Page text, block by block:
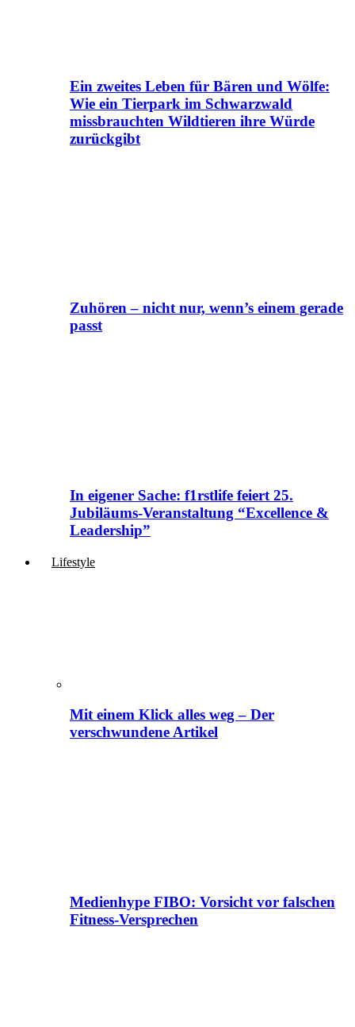
Ein zweites Leben für Bären und Wölfe:
Wie ein Tierpark im Schwarzwald
missbrauchten Wildtieren ihre Würde
zurückgibt
Zuhören – nicht nur, wenn’s einem gerade
passt
In eigener Sache: f1rstlife feiert 25.
Jubiläums-Veranstaltung “Excellence &
Leadership”
Lifestyle
Mit einem Klick alles weg – Der
verschwundene Artikel
Medienhype FIBO: Vorsicht vor falschen
Fitness-Versprechen